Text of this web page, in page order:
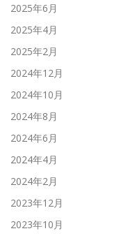
2025年6月
2025年4月
2025年2月
2024年12月
2024年10月
2024年8月
2024年6月
2024年4月
2024年2月
2023年12月
2023年10月